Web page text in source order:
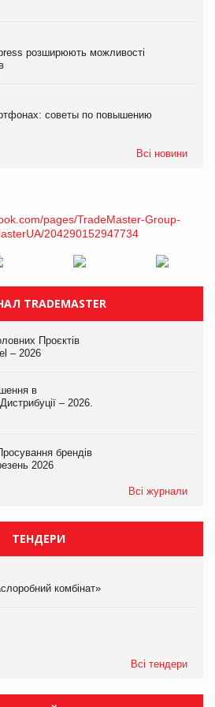
розширюють можливості
советы по повышению
Всі новини
TRADEMASTER
Проєктів
– 2026
в
– 2026.
брендів
2026
Всі журнали
ТЕНДЕРИ
комбінат»
Всі тендери